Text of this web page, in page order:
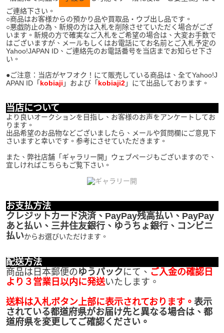
ご連絡下さい。
○商品はお客様からの預かり品や買取品・ウブ出し品です。
○悪戯防止の為、新規の方は入札を削除させていただく場合がござ
います。新規の方で確実なご入札をご希望の場合は、大変お手数で
はございますが、メールもしくはお電話にてお名前とご入札予定の
Yahoo!JAPAN ID、ご連絡先のお電話番号を当店までお知らせ下さ
い。
●ご注意：当店がヤフオク！にて販売している商品は、全てYahoo!J
APAN ID「kobiaji 」および「kobiaji2」にて出品しております。
当店について
より良いオークションを目指し、お客様のお声をアンケートしてお
ります。
出品希望のお品物などございましたら、メールや質問欄にご意見下
さいますと幸いです。参考にさせていただきます。
また、弊社店舗「ギャラリー開」ウェブページもございますので、
宜しければこちらもご覧下さい。
お支払方法
クレジットカード決済、PayPay残高払い、PayPay
あと払い、三井住友銀行、ゆうちょ銀行、コンビニ
払いからお選びいただけます。
配送方法
商品は日本郵便のゆうパックにて、 ご入金の確認日
より３営業日以内に発送いたします。
送料は入札ボタン上部に表示されております。 表示
されている都道府県がお届け先と異なる場合は、都
道府県を変更してご確認ください。